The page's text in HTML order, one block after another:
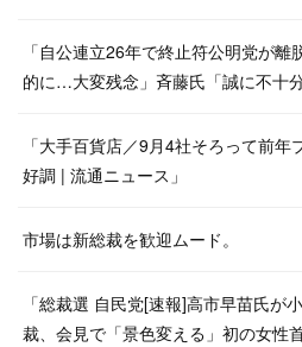
「自公連立26年で終止符公明党が
的に…大変残念」斉藤氏「誠に不
「大手百貨店／9月4社そろって前
好調 | 流通ニュース」
市場は新総裁を歓迎ムード。
「総裁選 自民党[速報]高市早苗氏が
裁、会見で「景色変える」初の女性